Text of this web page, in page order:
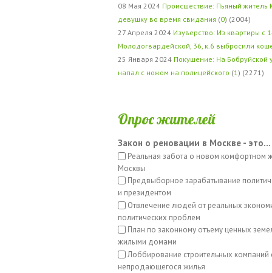
08 Мая 2024 Происшествие: Пьяный житель
девушку во время свидания (0) (2004)
27 Апреля 2024 Изуверство: Из квартиры с
Молодогвардейской, 36, к.6 выбросили
25 Января 2024 Покушение: На Бобруйской
напал с ножом на полицейского (1 ) (2271)
Опрос жителей
Закон о реновации в Москве - это...
Реальная забота о новом комфортном
Москвы
Предвыборное зарабатывание
и президентом
Отвлечение людей от реальных
политических проблем
План по законному отъему ценных
жилыми домами
Лоббирование строительных компаний
непродающегося жилья